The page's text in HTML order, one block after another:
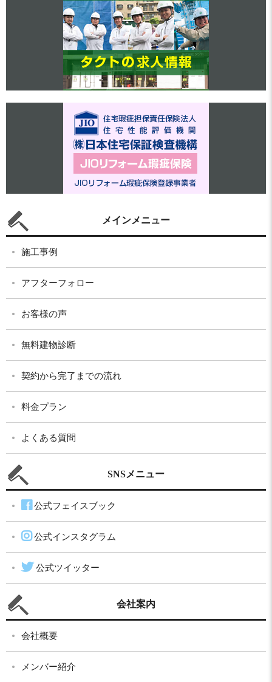
メインメニュー
施工事例
アフターフォロー
お客様の声
無料建物診断
契約から完了までの流れ
料金プラン
よくある質問
SNSメニュー
公式フェイスブック
公式インスタグラム
公式ツイッター
会社案内
会社概要
メンバー紹介